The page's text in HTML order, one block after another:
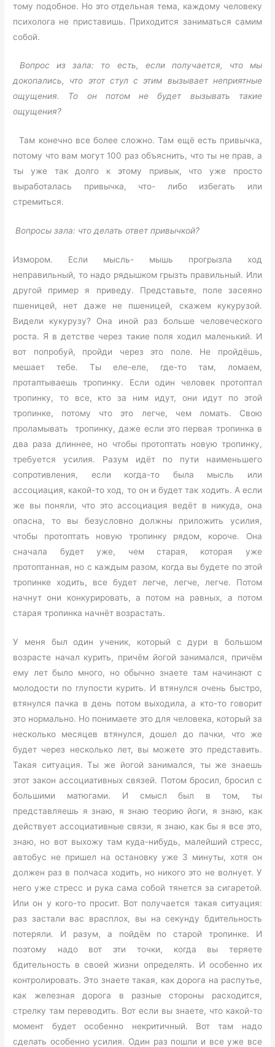
тому подобное. Но это отдельная тема, каждому человеку
психолога не приставишь. Приходится заниматься самим
собой.
Вопрос из зала: то есть, если получается, что мы
докопались, что этот стул с этим вызывает неприятные
ощущения. То он потом не будет вызывать такие
ощущения?
Там конечно все более сложно. Там ещё есть привычка,
потому что вам могут 100 раз объяснить, что ты не прав, а
ты уже так долго к этому привык, что уже просто
выработалась привычка, что- либо избегать или
стремиться.
Вопросы зала: что делать ответ привычкой?
Измором. Если мысль- мышь прогрызла ход
неправильный, то надо рядышком грызть правильный. Или
другой пример я приведу. Представьте, поле засеяно
пшеницей, нет даже не пшеницей, скажем кукурузой.
Видели кукурузу? Она иной раз больше человеческого
роста. Я в детстве через такие поля ходил маленький. И
вот попробуй, пройди через это поле. Не пройдёшь,
мешает тебе. Ты еле-еле, где-то там, ломаем,
протаптываешь тропинку. Если один человек протоптал
тропинку, то все, кто за ним идут, они идут по этой
тропинке, потому что это легче, чем ломать. Свою
проламывать тропинку, даже если это первая тропинка в
два раза длиннее, но чтобы протоптать новую тропинку,
требуется усилия. Разум идёт по пути наименьшего
сопротивления, если когда-то была мысль или
ассоциация, какой-то ход, то он и будет так ходить. А если
же вы поняли, что это ассоциация ведёт в никуда, она
опасна, то вы безусловно должны приложить усилия,
чтобы протоптать новую тропинку рядом, короче. Она
сначала будет уже, чем старая, которая уже
протоптанная, но с каждым разом, когда вы будете по этой
тропинке ходить, все будет легче, легче, легче. Потом
начнут они конкурировать, а потом на равных, а потом
старая тропинка начнёт возрастать.
У меня был один ученик, который с дури в большом
возрасте начал курить, причём йогой занимался, причём
ему лет было много, но обычно знаете там начинают с
молодости по глупости курить. И втянулся очень быстро,
втянулся пачка в день потом выходила, а кто-то говорит
это нормально. Но понимаете это для человека, который за
несколько месяцев втянулся, дошел до пачки, что же
будет через несколько лет, вы можете это представить.
Такая ситуация. Ты же йогой занимался, ты же знаешь
этот закон ассоциативных связей. Потом бросил, бросил с
большими матюгами. И смысл был в том, ты
представляешь я знаю, я знаю теорию йоги, я знаю, как
действует ассоциативные связи, я знаю, как бы я все это,
знаю, но вот выхожу там куда-нибудь, малейший стресс,
автобус не пришел на остановку уже 3 минуты, хотя он
должен раз в полчаса ходить, но никого это не волнует. У
него уже стресс и рука сама собой тянется за сигаретой.
Или он у кого-то просит. Вот получается такая ситуация:
раз застали вас врасплох, вы на секунду бдительность
потеряли. И разум, а пойдём по старой тропинке. И
поэтому надо вот эти точки, когда вы теряете
бдительность в своей жизни определять. И особенно их
контролировать. Это знаете такая, как дорога на распутье,
как железная дорога в разные стороны расходится,
стрелку там переводить. Вот если вы знаете, что какой-то
момент будет особенно некритичный. Вот там надо
сделать особенно усилия. Один раз пошли и все уже все